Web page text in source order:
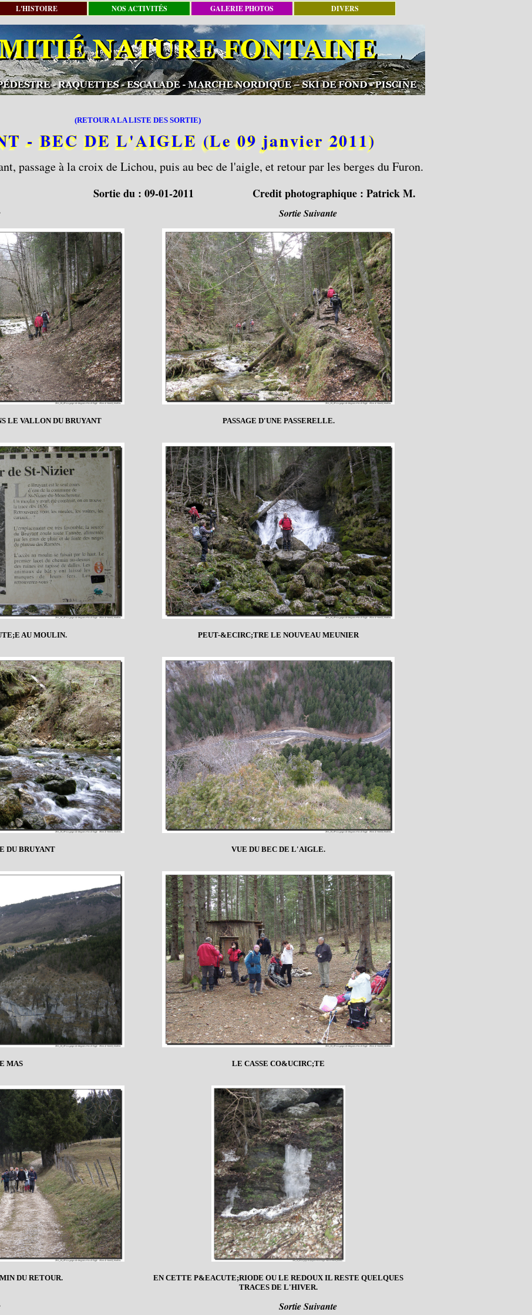
L'HISTOIRE NOS ACTIVITÉS GALERIE PHOTOS DIVERS
(RETOUR A LA LISTE DES SORTIE)
- BEC DE L'AIGLE (Le 09 janvier 2011)
passage à la croix de Lichou, puis au bec de l'aigle, et retour par les berges du Furon.
Sortie du : 09-01-2011 Credit photographique : Patrick M.
Sortie Suivante
LE VALLON DU BRUYANT PASSAGE D'UNE PASSERELLE.
AU MOULIN. PEUT-&ECIRC;TRE LE NOUVEAU MEUNIER
DU BRUYANT VUE DU BEC DE L'AIGLE.
MAS LE CASSE CO&UCIRC;TE
DU RETOUR.
EN CETTE P&EACUTE;RIODE OU LE REDOUX IL RESTE QUELQUES
TRACES DE L'HIVER.
Sortie Suivante